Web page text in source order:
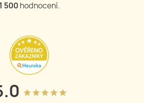
1 504 hodnocení.
grade grade grade grade grade